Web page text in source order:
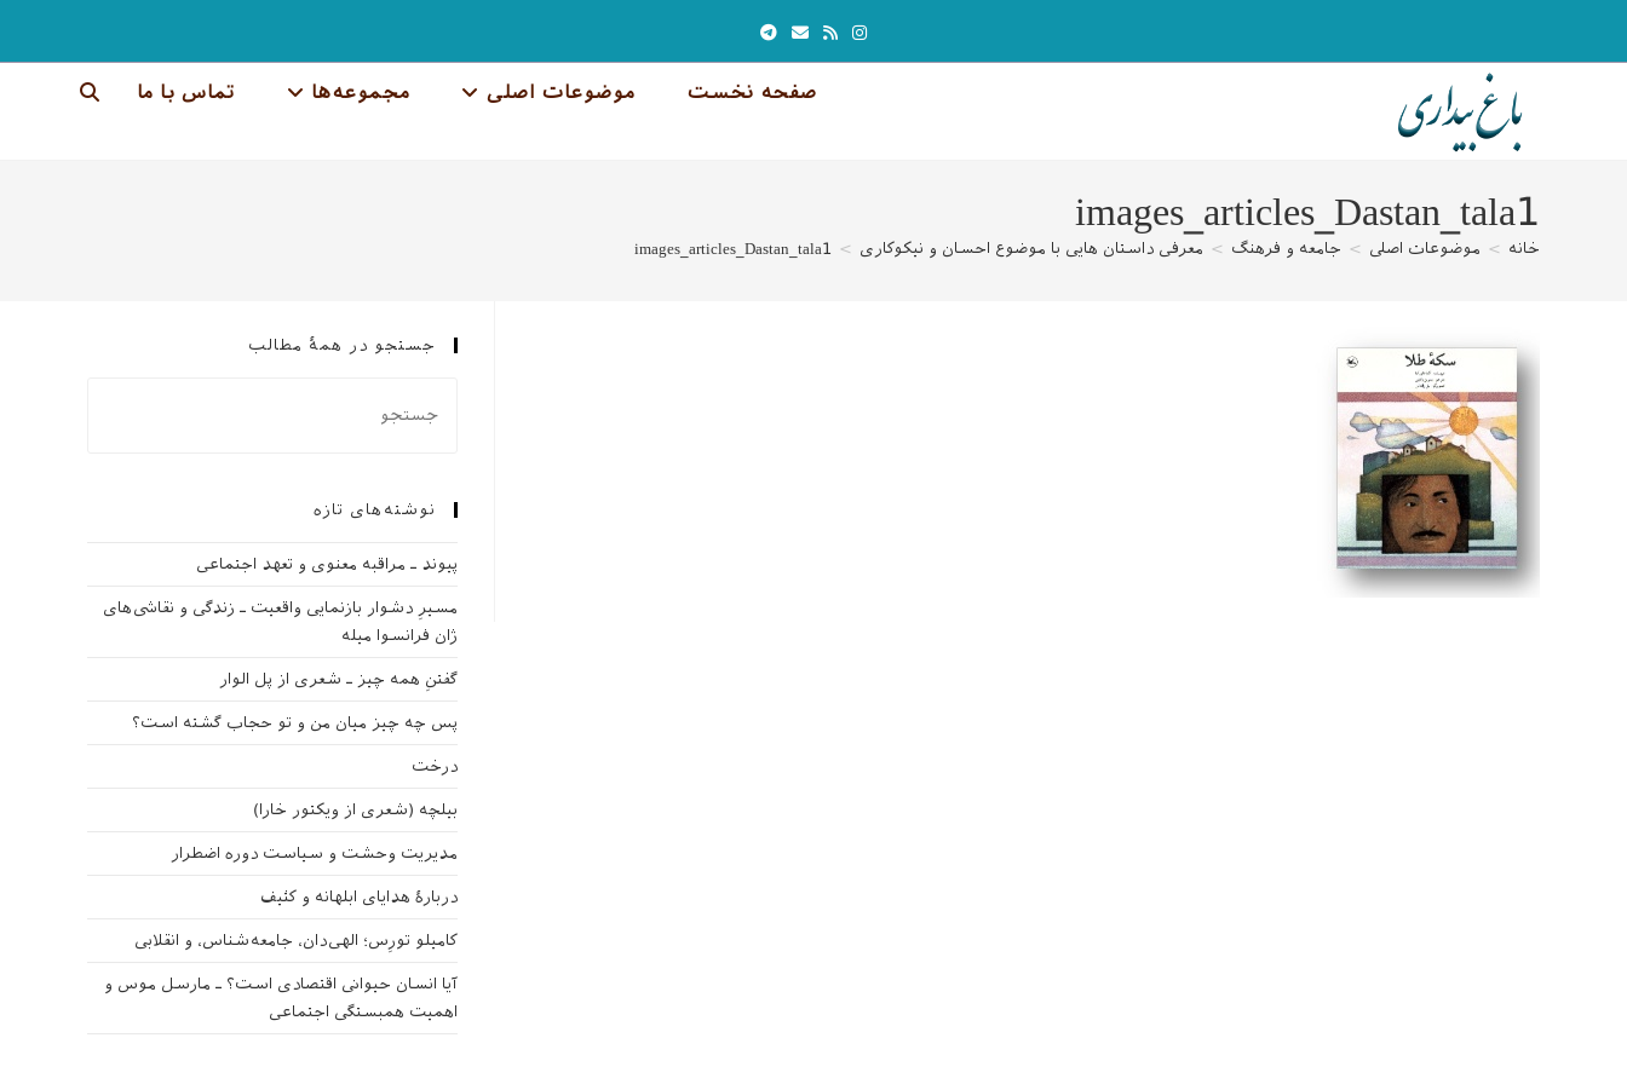
صفحه نخست موضوعات اصلی مجموعه‌ها تماس با ما جستجوی
images_articles_Dastan_tala1
خانه > موضوعات اصلی > جامعه و فرهنگ > معرفی داستان هایی با موضوع احسان و نیکوکاری >
images_articles_Dastan_tala1
جستجو در همهٔ مطالب
نوشته‌های تازه
پیوند ـ مراقبه‌ معنوی و تعهد اجتماعی
مسیرِ دشوار بازنمایی واقعیت ـ زندگی و نقاشی‌های
ژان فرانسوا میله
گفتنِ همه چیز ـ شعری از پل الوار
پس چه چیز میان من و تو حجاب گشته است؟
درخت
بیلچه (شعری از ویکتور خارا)
مدیریت وحشت و سیاست دوره اضطرار
دربارهٔ هدایای ابلهانه و کثیف
کامیلو تورِس؛ الهی‌دان، جامعه‌شناس، و انقلابی
آیا انسان حیوانی اقتصادی است؟ ـ مارسل موس و
اهمیت همبستگی اجتماعی